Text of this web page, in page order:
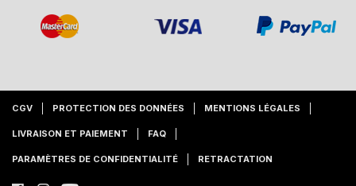
CGV PROTECTION DES DONNÉES MENTIONS LÉGALES
LIVRAISON ET PAIEMENT FAQ
PARAMÈTRES DE CONFIDENTIALITÉ RETRACTATION